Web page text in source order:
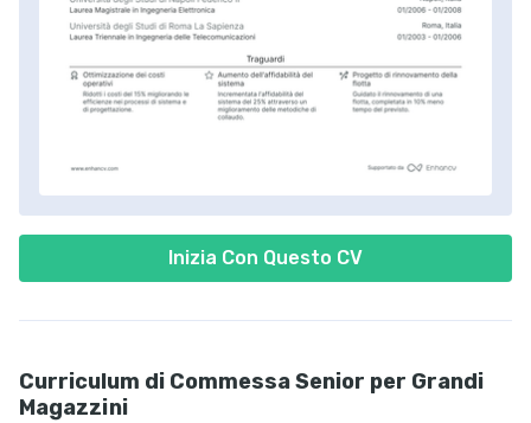
Inizia Con Questo CV
Curriculum di Commessa Senior per Grandi
Magazzini